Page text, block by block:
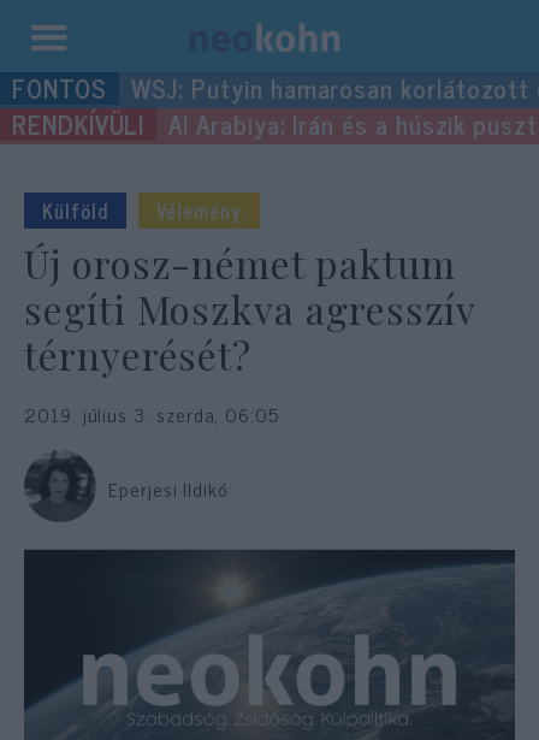
Kilépés
a
tartalomba
WSJ: Putyin hamarosan
Al Arabiya: Irán és a húszik
Külföld Vélemény
Új orosz-német paktum
segíti Moszkva agresszív
térnyerését?
2019. július 3. szerda, 06:05
Eperjesi Ildikó